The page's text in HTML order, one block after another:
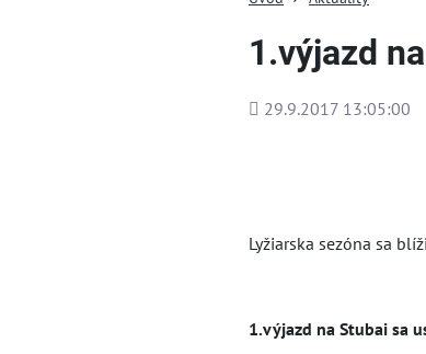
1.výjazd
Pridané
29.9.2017 13:05:00
Lyžiarska sezóna sa
1.výjazd na Stubai sa